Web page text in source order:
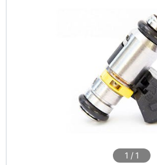
1 / 1